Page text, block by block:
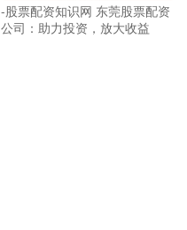
-股票配资知识网 东莞股票配资
公司：助力投资，放大收益